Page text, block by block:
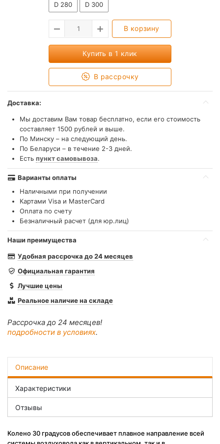
D 280 D 300
В корзину
Купить в 1 клик
В рассрочку
Доставка:
Мы доставим Вам товар бесплатно, если его стоимость
составляет 1500 рублей и выше.
По Минску – на следующий день.
По Беларуси – в течение 2-3 дней.
Есть пункт самовывоза.
Варианты оплаты
Наличными при получении
Картами Visa и MasterCard
Оплата по счету
Безналичный расчет (для юр.лиц)
Наши преимущества
Удобная рассрочка до 24 месяцев
Официальная гарантия
Лучшие цены
Реальное наличие на складе
Рассрочка до 24 месяцев!
подробности в условиях.
Описание
Характеристики
Отзывы
Колено 30 градусов обеспечивает плавное направление всей